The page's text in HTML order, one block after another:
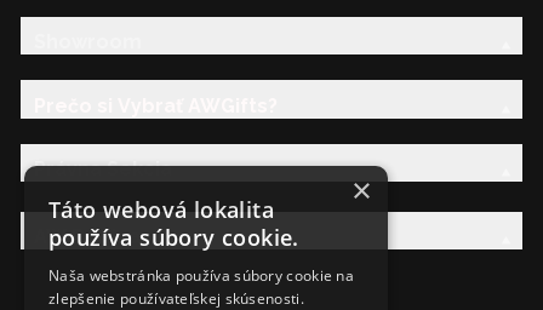
Právna Sekcia
AW Rodina
×
Táto webová lokalita
používa súbory cookie.
Naša webstránka používa súbory cookie na
zlepšenie používateľskej skúsenosti.